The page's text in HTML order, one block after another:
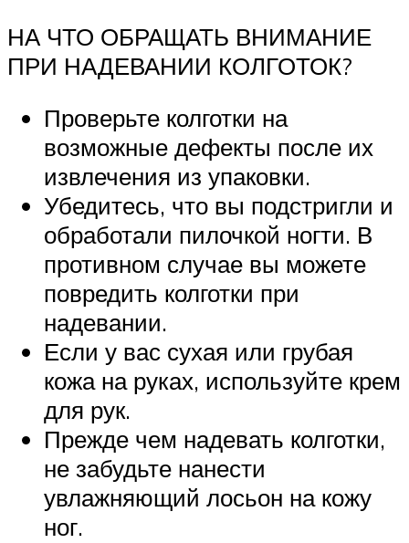
НА ЧТО ОБРАЩАТЬ ВНИМАНИЕ
ПРИ НАДЕВАНИИ КОЛГОТОК?
Проверьте колготки на
возможные дефекты после их
извлечения из упаковки.
Убедитесь, что вы подстригли и
обработали пилочкой ногти. В
противном случае вы можете
повредить колготки при
надевании.
Если у вас сухая или грубая
кожа на руках, используйте крем
для рук.
Прежде чем надевать колготки,
не забудьте нанести
увлажняющий лосьон на кожу
ног.